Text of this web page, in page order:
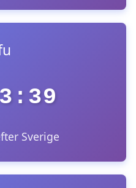
Sverige